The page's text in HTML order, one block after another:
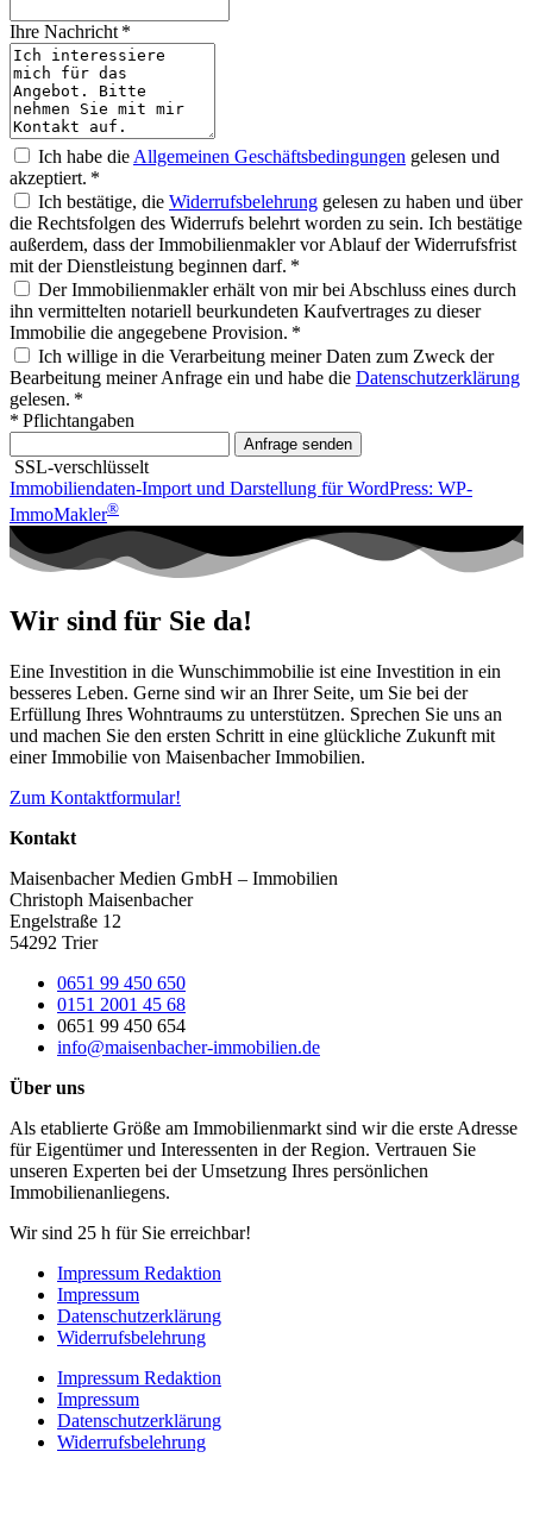
Ihre Nachricht *
Ich habe die Allgemeinen Geschäftsbedingungen gelesen und
akzeptiert. *
Ich bestätige, die Widerrufsbelehrung gelesen zu haben und über
die Rechtsfolgen des Widerrufs belehrt worden zu sein. Ich bestätige
außerdem, dass der Immobilienmakler vor Ablauf der Widerrufsfrist
mit der Dienstleistung beginnen darf. *
Der Immobilienmakler erhält von mir bei Abschluss eines durch
ihn vermittelten notariell beurkundeten Kaufvertrages zu dieser
Immobilie die angegebene Provision. *
Ich willige in die Verarbeitung meiner Daten zum Zweck der
Bearbeitung meiner Anfrage ein und habe die Datenschutzerklärung
gelesen. *
* Pflichtangaben
Anfrage senden
SSL-verschlüsselt
Immobiliendaten-Import und Darstellung für WordPress: WP-
ImmoMakler®
Wir sind für Sie da!
Eine Investition in die Wunschimmobilie ist eine Investition in ein
besseres Leben. Gerne sind wir an Ihrer Seite, um Sie bei der
Erfüllung Ihres Wohntraums zu unterstützen. Sprechen Sie uns an
und machen Sie den ersten Schritt in eine glückliche Zukunft mit
einer Immobilie von Maisenbacher Immobilien.
Zum Kontaktformular!
Kontakt
Maisenbacher Medien GmbH – Immobilien
Christoph Maisenbacher
Engelstraße 12
54292 Trier
0651 99 450 650
0151 2001 45 68
0651 99 450 654
info@maisenbacher-immobilien.de
Über uns
Als etablierte Größe am Immobilienmarkt sind wir die erste Adresse
für Eigentümer und Interessenten in der Region. Vertrauen Sie
unseren Experten bei der Umsetzung Ihres persönlichen
Immobilienanliegens.
Wir sind 25 h für Sie erreichbar!
Impressum Redaktion
Impressum
Datenschutzerklärung
Widerrufsbelehrung
Impressum Redaktion
Impressum
Datenschutzerklärung
Widerrufsbelehrung